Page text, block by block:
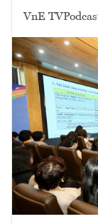
VnE TV